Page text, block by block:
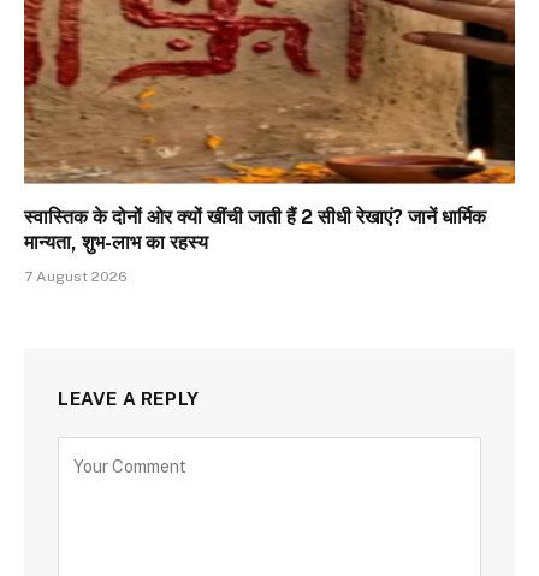
स्वास्तिक के दोनों ओर क्यों खींची जाती हैं 2 सीधी रेखाएं? जानें धार्मिक
मान्यता, शुभ-लाभ का रहस्य
7 August 2026
LEAVE A REPLY